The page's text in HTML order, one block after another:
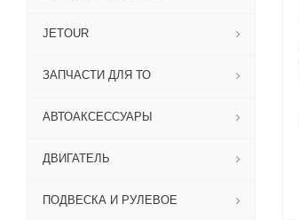
JETOUR
ЗАПЧАСТИ ДЛЯ ТО
АВТОАКСЕССУАРЫ
ДВИГАТЕЛЬ
ПОДВЕСКА И РУЛЕВОЕ